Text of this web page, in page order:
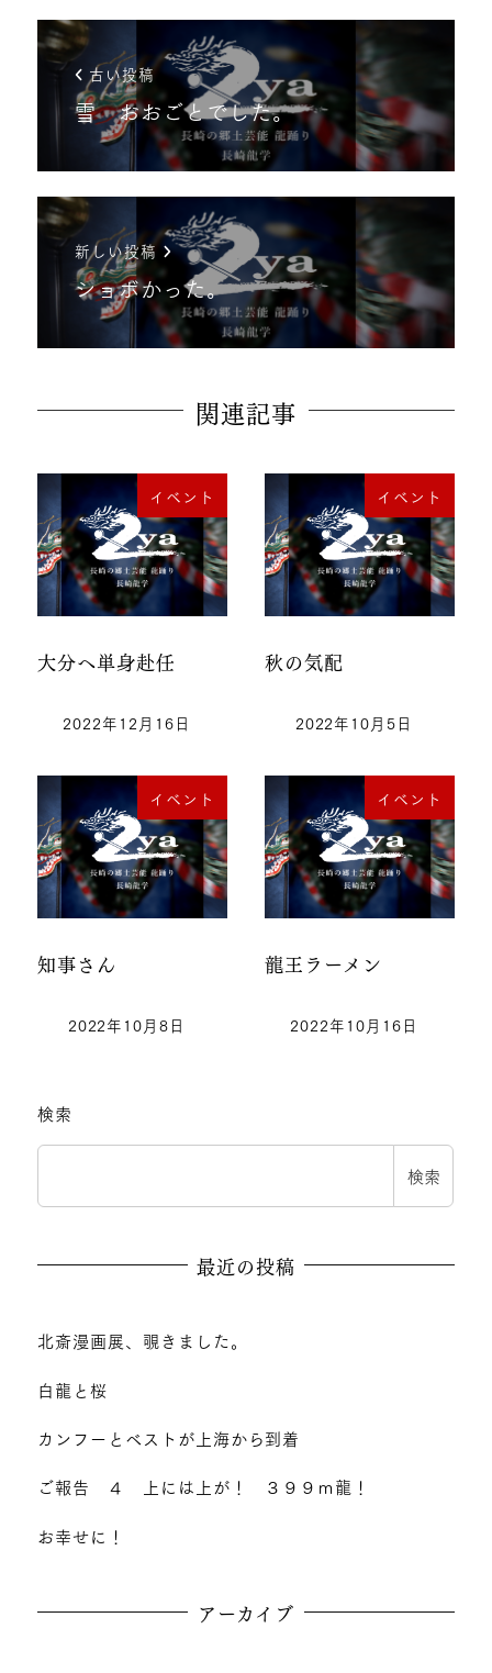
古い投稿
雪 おおごとでした。
新しい投稿
ショボかった。
関連記事
イベント
大分へ単身赴任
2022年12月16日
イベント
秋の気配
2022年10月5日
イベント
知事さん
2022年10月8日
イベント
龍王ラーメン
2022年10月16日
検索
検索
最近の投稿
北斎漫画展、覗きました。
白龍と桜
カンフーとベストが上海から到着
ご報告 ４ 上には上が！ ３９９ｍ龍！
お幸せに！
アーカイブ